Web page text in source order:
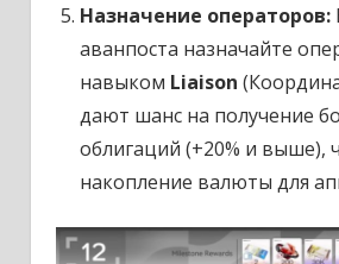
Назначение операторов:
аванпоста назначайте
навыком Liaison
дают шанс на получение
облигаций (+20% и выше),
накопление валюты для